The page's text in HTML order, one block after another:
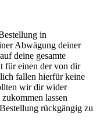
in
Abwägung deiner
deine gesamte
für einen der von dir
fallen hierfür keine
wir dir wider
lassen
rückgängig zu